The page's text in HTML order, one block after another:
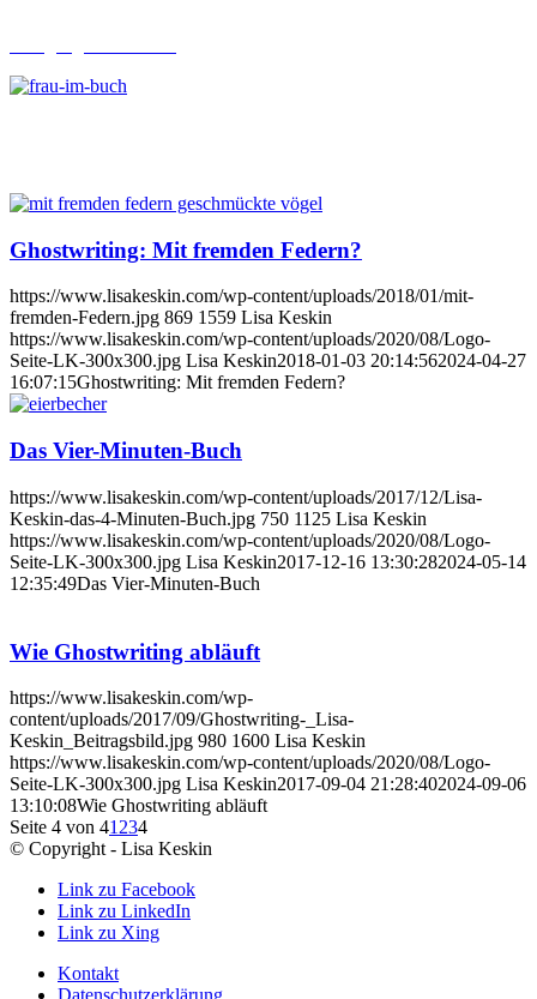
Ghostwriting: Mit fremden Federn?
https://www.lisakeskin.com/wp-content/uploads/2018/01/mit-
fremden-Federn.jpg 869 1559 Lisa Keskin
https://www.lisakeskin.com/wp-content/uploads/2020/08/Logo-
Seite-LK-300x300.jpg Lisa Keskin2018-01-03 20:14:562024-04-27
16:07:15Ghostwriting: Mit fremden Federn?
Das Vier-Minuten-Buch
https://www.lisakeskin.com/wp-content/uploads/2017/12/Lisa-
Keskin-das-4-Minuten-Buch.jpg 750 1125 Lisa Keskin
https://www.lisakeskin.com/wp-content/uploads/2020/08/Logo-
Seite-LK-300x300.jpg Lisa Keskin2017-12-16 13:30:282024-05-14
12:35:49Das Vier-Minuten-Buch
Wie Ghostwriting abläuft
https://www.lisakeskin.com/wp-
content/uploads/2017/09/Ghostwriting-_Lisa-
Keskin_Beitragsbild.jpg 980 1600 Lisa Keskin
https://www.lisakeskin.com/wp-content/uploads/2020/08/Logo-
Seite-LK-300x300.jpg Lisa Keskin2017-09-04 21:28:402024-09-06
13:10:08Wie Ghostwriting abläuft
Seite 4 von 41 234
© Copyright - Lisa Keskin
Link zu Facebook
Link zu LinkedIn
Link zu Xing
Kontakt